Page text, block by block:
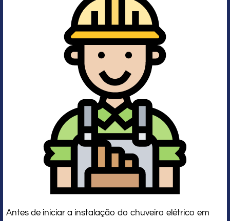
Antes de iniciar a instalação do chuveiro elétrico em